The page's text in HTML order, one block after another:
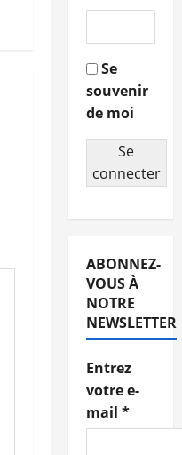
Se
souvenir
de moi
Se
connecter
ABONNEZ-
VOUS À
NOTRE
NEWSLETTER
Entrez
votre e-
mail *